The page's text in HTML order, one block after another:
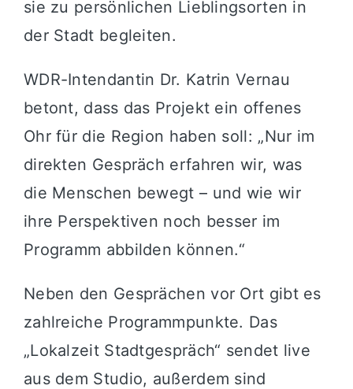
sie zu persönlichen Lieblingsorten in
der Stadt begleiten.
WDR-Intendantin Dr. Katrin Vernau
betont, dass das Projekt ein offenes
Ohr für die Region haben soll: „Nur im
direkten Gespräch erfahren wir, was
die Menschen bewegt – und wie wir
ihre Perspektiven noch besser im
Programm abbilden können.“
Neben den Gesprächen vor Ort gibt es
zahlreiche Programmpunkte. Das
„Lokalzeit Stadtgespräch“ sendet live
aus dem Studio, außerdem sind